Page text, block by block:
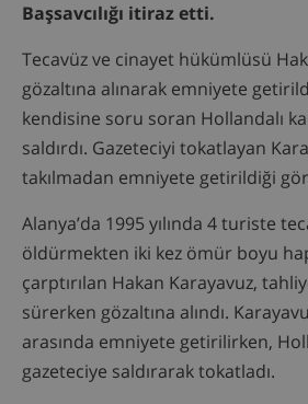
Başsavcılığı itiraz etti.
Tecavüz ve cinayet hükümlüsü
gözaltına alınarak emniyete
kendisine soru soran Hollandalı
saldırdı. Gazeteciyi tokatlayan
takılmadan emniyete getirildiği
Alanya’da 1995 yılında 4 turiste
öldürmekten iki kez ömür boyu
çarptırılan Hakan Karayavuz,
sürerken gözaltına alındı.
arasında emniyete getirilirken,
gazeteciye saldırarak tokatladı.